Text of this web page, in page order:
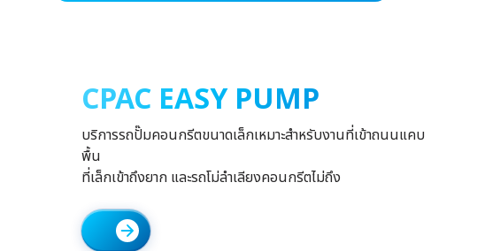
CPAC EASY PUMP
บริการรถปั๊มคอนกรีตขนาดเล็กเหมาะสำหรับงานที่เข้าถนนแคบ
พื้น
ที่เล็กเข้าถึงยาก และรถโม่ลำเลียงคอนกรีตไม่ถึง